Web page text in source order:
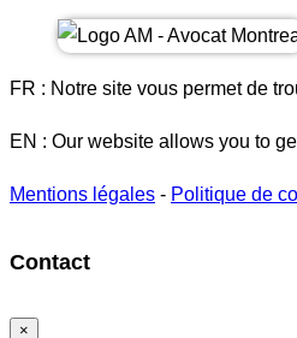
FR : Notre site vous permet de
EN : Our website allows you to
Mentions légales - Politique de
Contact
×